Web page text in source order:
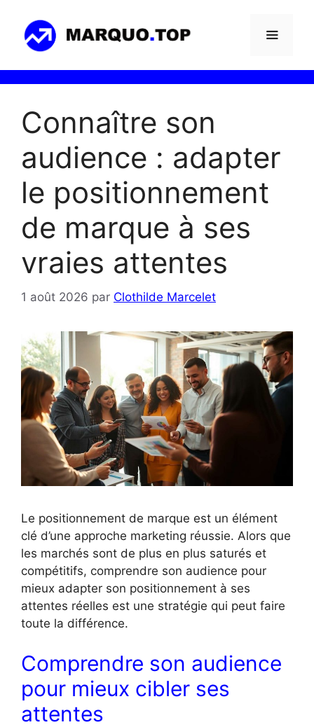
contenu
Connaître son
audience : adapter
le positionnement
de marque à ses
vraies attentes
1 août 2026 par Clothilde Marcelet
Le positionnement de marque est un élément
clé d’une approche marketing réussie. Alors que
les marchés sont de plus en plus saturés et
compétitifs, comprendre son audience pour
mieux adapter son positionnement à ses
attentes réelles est une stratégie qui peut faire
toute la différence.
Comprendre son audience
pour mieux cibler ses
attentes